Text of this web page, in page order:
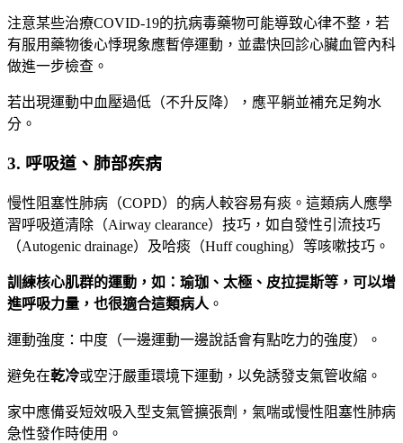
注意某些治療COVID-19的抗病毒藥物可能導致心律不整，若
有服用藥物後心悸現象應暫停運動，並盡快回診心臟血管內科
做進一步檢查。
若出現運動中血壓過低（不升反降），應平躺並補充足夠水
分。
3. 呼吸道、肺部疾病
慢性阻塞性肺病（COPD）的病人較容易有痰。這類病人應學
習呼吸道清除（Airway clearance）技巧，如自發性引流技巧
（Autogenic drainage）及哈痰（Huff coughing）等咳嗽技巧。
訓練核心肌群的運動，如：瑜珈、太極、皮拉提斯等，可以增
進呼吸力量，也很適合這類病人 。
運動強度：中度（一邊運動一邊說話會有點吃力的強度）。
避免在乾冷或空汙嚴重環境下運動，以免誘發支氣管收縮。
家中應備妥短效吸入型支氣管擴張劑，氣喘或慢性阻塞性肺病
急性發作時使用。